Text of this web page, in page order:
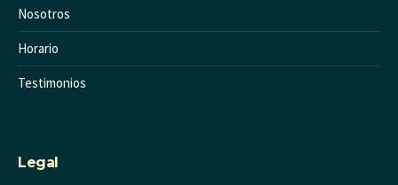
Nosotros
Horario
Testimonios
Legal